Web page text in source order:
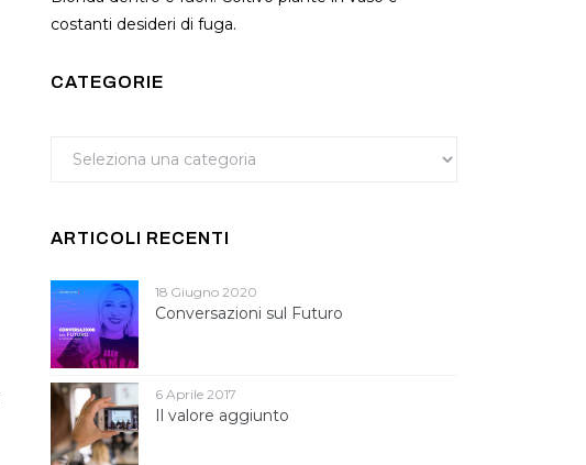
costanti desideri di fuga.
CATEGORIE
ARTICOLI RECENTI
Conversazioni sul Futuro
18 Giugno 2020
Il valore aggiunto
6 Aprile 2017